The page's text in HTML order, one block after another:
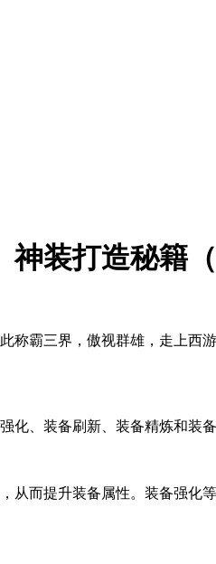
装打造秘籍（
称霸三界，傲视群雄，走上
化、装备刷新、装备精炼和装备
从而提升装备属性。装备强